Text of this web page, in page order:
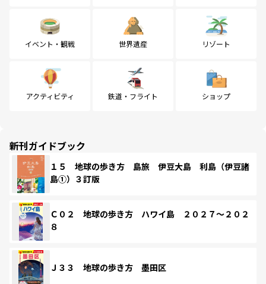
イベント・観戦 世界遺産 リゾート
アクティビティ 鉄道・フライト ショップ
新刊ガイドブック
１５ 地球の歩き方 島旅 伊豆大島 利島（伊豆諸
島①）３訂版
Ｃ０２ 地球の歩き方 ハワイ島 ２０２７～２０２
８
Ｊ３３ 地球の歩き方 墨田区